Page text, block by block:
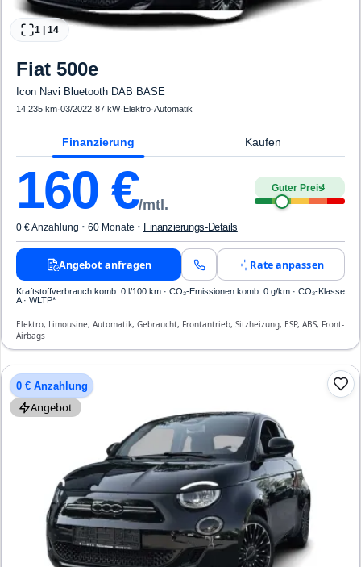
1 14
Fiat 500e
Icon Navi Bluetooth DAB BASE
14.235 km·03/2022·87 kW· Elektro·Automatik
Finanzierung Kaufen
160 €/mtl.
Guter Preis4
0 € Anzahlung · 60 Monate · Finanzierungs-Details
Angebot anfragen Rate anpassen
Kraftstoffverbrauch komb. 0 l/100 km · CO₂-Emissionen komb. 0 g/km · CO₂-Klasse
A · WLTP*
Elektro, Limousine, Automatik, Gebraucht, Frontantrieb, Sitzheizung, ESP, ABS, Front-
Airbags
0 € Anzahlung
Angebot